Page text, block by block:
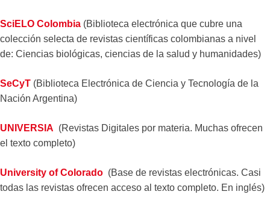
SciELO Colombia (Biblioteca electrónica que cubre una
colección selecta de revistas científicas colombianas a nivel
de: Ciencias biológicas, ciencias de la salud y humanidades)
SeCyT (Biblioteca Electrónica de Ciencia y Tecnología de la
Nación Argentina)
UNIVERSIA (Revistas Digitales por materia. Muchas ofrecen
el texto completo)
University of Colorado (Base de revistas electrónicas. Casi
todas las revistas ofrecen acceso al texto completo. En inglés)